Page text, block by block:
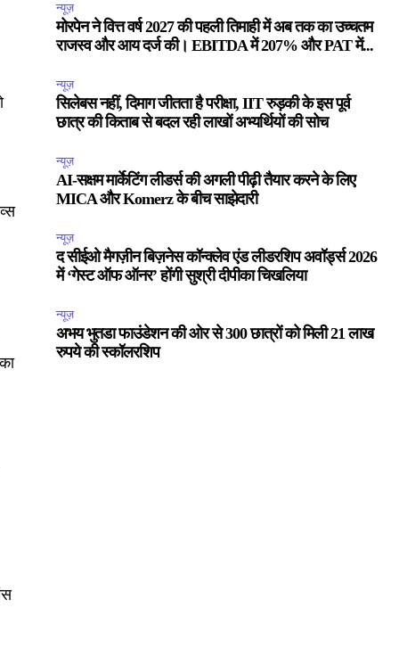
न्यूज़
मोरपेन ने वित्त वर्ष 2027 की पहली तिमाही में अब तक का उच्चतम
राजस्व और आय दर्ज की। EBITDA में 207% और PAT में...
न्यूज़
सिलेबस नहीं, दिमाग जीतता है परीक्षा, IIT रुड़की के इस पूर्व
छात्र की किताब से बदल रही लाखों अभ्यर्थियों की सोच
न्यूज़
AI-सक्षम मार्केटिंग लीडर्स की अगली पीढ़ी तैयार करने के लिए
MICA और Komerz के बीच साझेदारी
न्यूज़
द सीईओ मैगज़ीन बिज़नेस कॉन्क्लेव एंड लीडरशिप अवॉर्ड्स 2026
में ‘गेस्ट ऑफ ऑनर’ होंगी सुश्री दीपीका चिखलिया
न्यूज़
अभय भुतडा फाउंडेशन की ओर से 300 छात्रों को मिली 21 लाख
रुपये की स्कॉलरशिप